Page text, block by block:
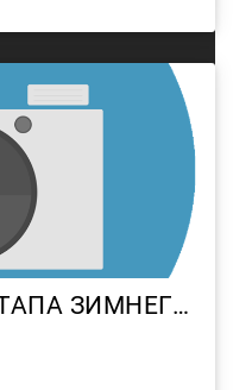
РЕЗУЛЬТАТЫ 2-ОГО ЭТАПА ЗИМНЕГО КУБКА RRGMOTO-MOTORRIKA ПО МОТОКРОССУ 2012